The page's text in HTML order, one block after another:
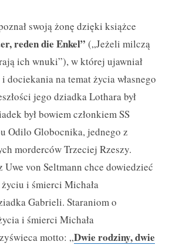
swoją żonę dzięki książce
reden die Enkel” („Jeżeli milczą
ich wnuki”), w której ujawniał
dociekania na temat życia własnego
jego dziadka Lothara był
był bowiem członkiem SS
Odilo Globocnika, jednego z
morderców Trzeciej Rzeszy.
von Seltmann chce dowiedzieć
i śmierci Michała
Gabrieli. Staraniom o
i śmierci Michała
motto: „Dwie rodziny, dwie